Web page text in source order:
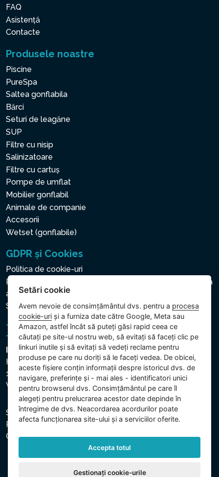
FAQ
Asistență
Contacte
Produsele noastre
Piscine
PureSpa
Saltea gonflabila
Bărci
Seturi de leagăne
SUP
Filtre cu nisip
Salinizatoare
Filtre cu cartuș
Pompe de umflat
Mobilier gonflabil
Animale de companie
Accesorii
Wetset (gonflabile)
GDPR și Cookies
Politica de cookie-uri
Politica privind protecția datelor cu caracter personal și a
altor date prelucrate
Setări cookie
Intex Trading, s.r.o.
Hradecká 2526/3
130 00 Praha 3
Vinohrady - Česká republika
Societatea este înregistrată la Tribunalul Municipal din
Praga, secția C, dosar 74759. CUI: 26150808, CIF:
CZ26150808.
Setări cookie
Avem nevoie de consimțământul dvs. pentru a procesa
cookie-uri și a furniza date către Google, Meta sau
Amazon, astfel încât să puteți găsi rapid ceea ce
căutați pe site-ul nostru web, să evitați să faceți clic pe
linkuri inutile și să evitați să vedeți reclame pentru
produse pe care nu doriți să le faceți vedea. De obicei,
aceste fișiere conțin informații despre istoricul dvs. de
navigare, preferințe și - mai ales - identificatori unici
pentru browserul dvs. Consimțământul pe care îl
alegeți pentru prelucrarea acestor date depinde în
întregime de dvs. Neacordarea acordurilor poate
afecta funcționarea site-ului și a serviciilor oferite.
Accepta totul
Gestionați cookie-urile